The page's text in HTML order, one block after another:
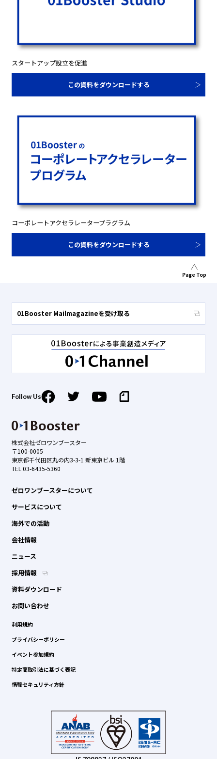
スタートアップ設立を促進
この資料をダウンロードする
コーポレートアクセラレータープラグラム
この資料をダウンロードする
Page Top
株式会社ゼロワンブースター
〒100-0005
東京都千代田区丸の内3-3-1 新東京ビル 1階
TEL 03-6435-5360
ゼロワンブースターについて
サービスについて
海外での活動
会社情報
ニュース
採用情報
資料ダウンロード
お問い合わせ
利用規約
プライバシーポリシー
イベント参加規約
特定商取引法に基づく表記
情報セキュリティ方針
01Booster Mailmagazineを受け取る
Follow Us